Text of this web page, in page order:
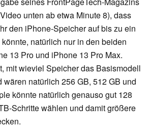
unten ab etwa Minute 8), dass
den iPhone-Speicher auf bis zu ein
natürlich nur in den beiden
13 Pro und iPhone 13 Pro Max.
mit wieviel Speicher das Basismodell
wären natürlich 256 GB, 512 GB und
könnte natürlich genauso gut 128
Schritte wählen und damit größere